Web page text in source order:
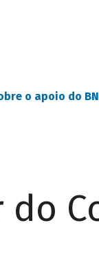
o apoio do
do